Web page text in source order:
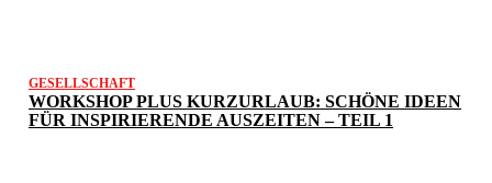
GESELLSCHAFT
WORKSHOP PLUS KURZURLAUB: SCHÖNE IDEEN
FÜR INSPIRIERENDE AUSZEITEN – TEIL 1